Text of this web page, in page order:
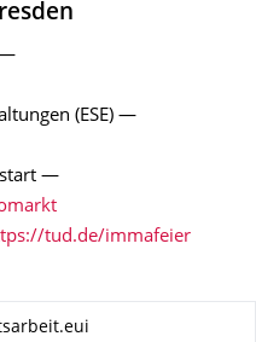
—
(ESE) —
—
tud.de/immafeier